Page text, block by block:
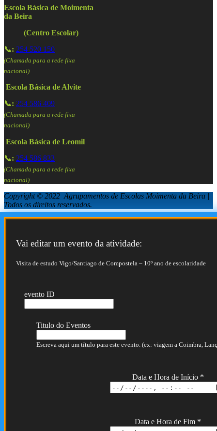
Escola Básica de Moimenta
da Beira
(Centro Escolar)
📞: 254 520 150
(Chamada para a rede fixa
nacional)
Escola Básica de Alvite
📞: 254 586 409
(Chamada para a rede fixa
nacional)
Escola Básica de Leomil
📞: 254 586 833
(Chamada para a rede fixa
nacional)
Copyright © 2022 Agrupamentos de Escolas Moimenta da Beira |
Todos os direitos reservados.
Vai editar um evento da atividade:
Visita de estudo Vigo/Santiago de Compostela – 10º ano de escolaridade
evento ID
Titulo do Eventos
Escreva aqui um título para este evento. (ex: viagem a Coimbra,
Data e Hora de Início *
Data e Hora de Fim *